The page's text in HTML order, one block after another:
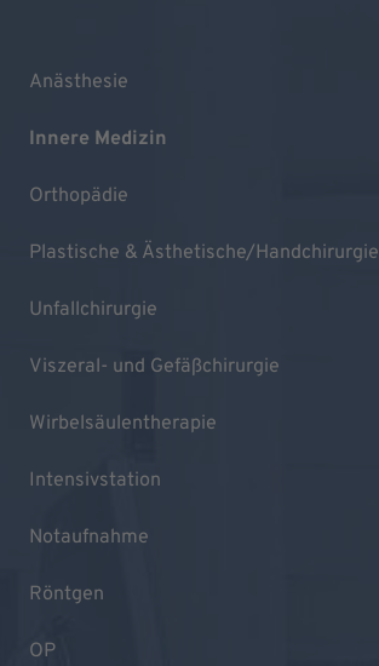
Anästhesie
Innere Medizin
Orthopädie
Plastische & Ästhetische/Handchirurgie
Unfallchirurgie
Viszeral- und Gefäßchirurgie
Wirbelsäulentherapie
Intensivstation
Notaufnahme
Röntgen
OP